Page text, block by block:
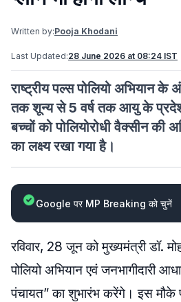
Written by:Pooja Khodani
Last Updated:28 June 2026 at 08:24 IST
राष्ट्रीय पल्स पोलियो अभियान
तक शून्य से 5 वर्ष तक आयु के
बच्चों को पोलियोरोधी वैक्सीन की
का लक्ष्य रखा गया है।
Google पर MP Breaking को चुनें
रविवार, 28 जून को मुख्यमंत्री डॉ.
पोलियो अभियान एवं जनभागीदारी
पंचायत” का शुभारंभ करेंगे। इस मौके